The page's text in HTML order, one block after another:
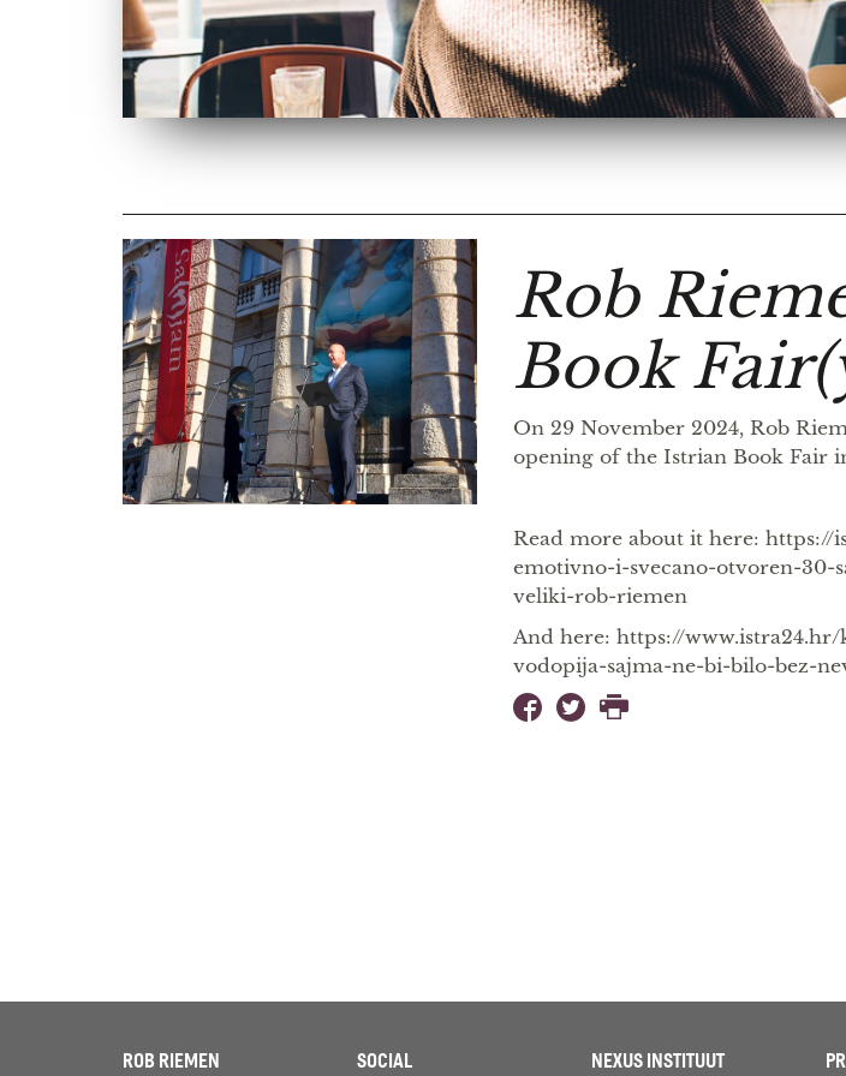
Rob
Book
On 29 November 2024, Rob
opening of the Istrian Book Fair
Read more about it here:
emotivno-i-svecano-otvoren-
veliki-rob-riemen
And here: https://
vodopija-sajma-ne-bi-bilo-bez-
ROB RIEMEN SOCIAL NEXUS INSTITUUT